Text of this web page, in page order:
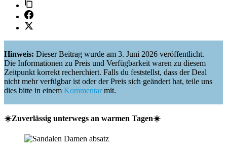
Hinweis: Dieser Beitrag wurde am 3. Juni 2026 veröffentlicht.
Die Informationen zu Preis und Verfügbarkeit waren zu diesem
Zeitpunkt korrekt recherchiert. Falls du feststellst, dass der Deal
nicht mehr verfügbar ist oder der Preis sich geändert hat, teile uns
dies bitte in einem Kommentarmit.
☀️Zuverlässig unterwegs an warmen Tagen☀️